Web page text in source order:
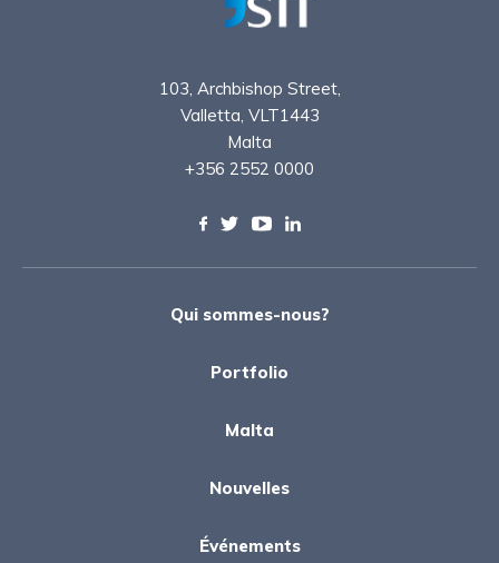
103, Archbishop Street,
Valletta, VLT1443
Malta
+356 2552 0000
Qui sommes-nous?
Portfolio
Malta
Nouvelles
Événements